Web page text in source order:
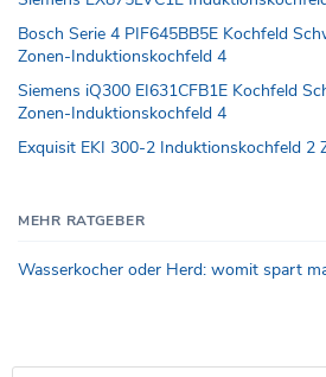
Bosch Serie 4 PIF645BB5E Kochfeld
Zonen-Induktionskochfeld 4
Siemens iQ300 EI631CFB1E Kochfeld
Zonen-Induktionskochfeld 4
Exquisit EKI 300-2 Induktionskochfeld 2
MEHR RATGEBER
Wasserkocher oder Herd: womit spart